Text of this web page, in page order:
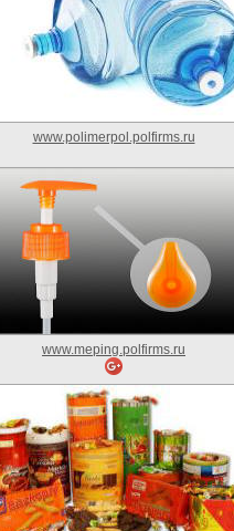
www.polimerpol.polfirms.ru
www.meping.polfirms.ru